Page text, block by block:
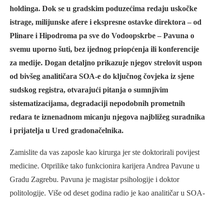
holdinga. Dok se u gradskim poduzećima redaju uskočke
istrage, milijunske afere i ekspresne ostavke direktora – od
Plinare i Hipodroma pa sve do Vodoopskrbe – Pavuna o
svemu uporno šuti, bez ijednog priopćenja ili konferencije
za medije. Dogan detaljno prikazuje njegov strelovit uspon
od bivšeg analitičara SOA-e do ključnog čovjeka iz sjene
sudskog registra, otvarajući pitanja o sumnjivim
sistematizacijama, degradaciji nepodobnih prometnih
redara te iznenadnom micanju njegova najbližeg suradnika
i prijatelja u Ured gradonačelnika.
Zamislite da vas zaposle kao kirurga jer ste doktorirali povijest
medicine. Otprilike tako funkcionira karijera Andrea Pavune u
Gradu Zagrebu. Pavuna je magistar psihologije i doktor
politologije. Više od deset godina radio je kao analitičar u SOA-